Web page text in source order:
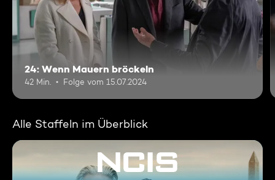
24: Wenn Mauern bröckeln
42 Min. Folge vom 15.07.2024
Alle Staffeln im Überblick